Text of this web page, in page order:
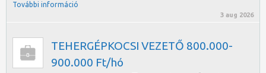
További információ
3 aug 2026
TEHERGÉPKOCSI VEZETŐ 800.000-
900.000 Ft/hó